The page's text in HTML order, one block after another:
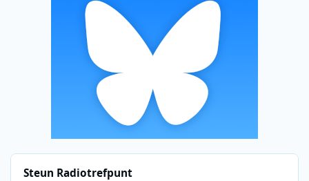
Steun Radiotrefpunt